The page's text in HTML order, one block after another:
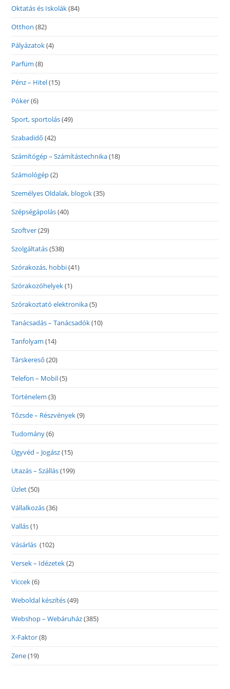
Oktatás és Iskolák(84)
Otthon (82)
Pályázatok(4)
Parfüm (8)
Pénz – Hitel(15)
Póker(6)
Sport, sportolás(49)
Szabadidő (42)
Számítógép – Számítástechnika(18)
Számológép(2)
Személyes Oldalak, blogok(35)
Szépségápolás(40)
Szoftver(29)
Szolgáltatás(538)
Szórakozás, hobbi(41)
Szórakozóhelyek(1)
Szórakoztató elektronika(5)
Tanácsadás – Tanácsadók(10)
Tanfolyam (14)
Társkereső (20)
Telefon – Mobil(5)
Történelem (3)
Tőzsde – Részvények(9)
Tudomány(6)
Ügyvéd – Jogász(15)
Utazás – Szállás(199)
Üzlet(50)
Vállalkozás(36)
Vallás(1)
Vásárlás (102)
Versek – Idézetek(2)
Viccek(6)
Weboldal készítés(49)
Webshop – Webáruház(385)
X-Faktor(8)
Zene(19)